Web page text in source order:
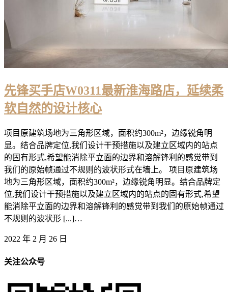
先锋买手店W0311最新淮海路店，延续柔
软自然的设计核心
项目原建筑场地为三角形区域，面积约300m²，边缘锐角明
显。结合品牌定位,我们设计干预措施以及建立区域内的站点
的固有形式,希望能消除平立面的边界和溶解锋利的感觉带到
我们的原始帧通过不规则的波状形式在墙上。 项目原建筑场
地为三角形区域，面积约300m²，边缘锐角明显。结合品牌定
位,我们设计干预措施以及建立区域内的站点的固有形式,希望
能消除平立面的边界和溶解锋利的感觉带到我们的原始帧通过
不规则的波状形 [...]…
2022 年 2 月 26 日
关注公众号